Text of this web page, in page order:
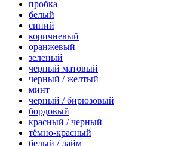
пробка
белый
синий
коричневый
оранжевый
зеленый
черный матовый
черный / желтый
минт
черный / бирюзовый
бордовый
красный / черный
тёмно-красный
белый / лайм